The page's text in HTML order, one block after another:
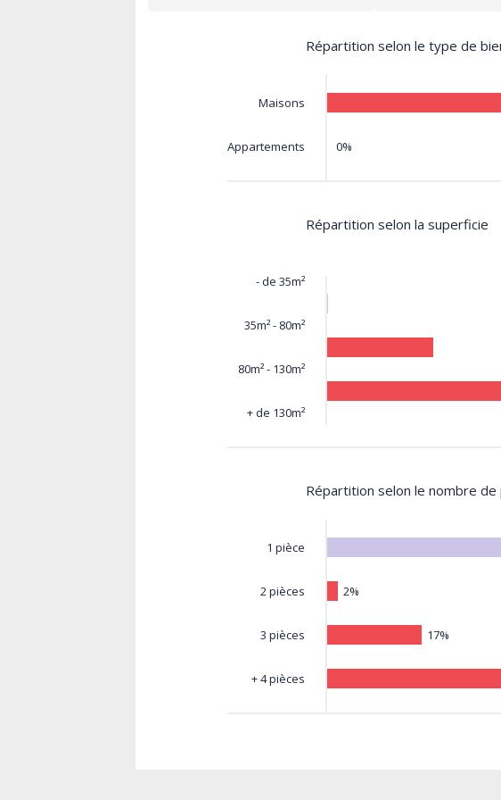
Répartition selon le type de
Maisons
Appartements 0%
Répartition selon la superficie
- de 35m²
35m² - 80m²
80m² - 130m²
+ de 130m²
Répartition selon le nombre de
1 pièce
2 pièces
3 pièces
+ 4 pièces
2%
17%